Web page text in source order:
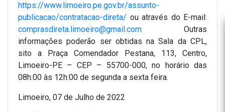
https://www.limoeiro.pe.gov.br/assunto-
publicacao/contratacao-direta/ ou através do E-mail:
comprasdireta.limoeiro@gmail.com Outras
informações poderão ser obtidas na Sala da CPL,
sito a Praça Comendador Pestana, 113, Centro,
Limoeiro-PE – CEP – 55700-000, no horário das
08h:00 às 12h:00 de segunda a sexta feira.
Limoeiro, 07 de Julho de 2022